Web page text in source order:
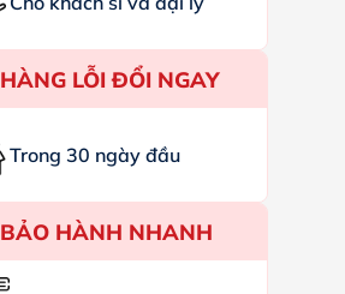
HÀNG LỖI ĐỔI NGAY
Trong 30 ngày đầu
BẢO HÀNH NHANH